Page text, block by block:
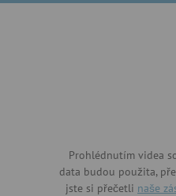
Prohlédnutím videa
data budou použita,
jste si přečetli naše